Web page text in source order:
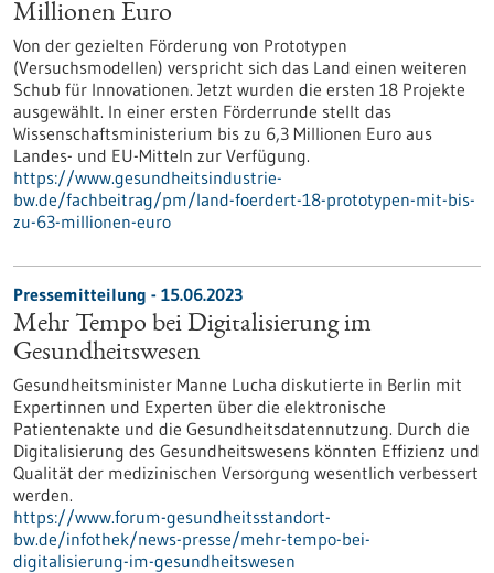
Millionen Euro
Von der gezielten Förderung von Prototypen
(Versuchsmodellen) verspricht sich das Land einen weiteren
Schub für Innovationen. Jetzt wurden die ersten 18 Projekte
ausgewählt. In einer ersten Förderrunde stellt das
Wissenschaftsministerium bis zu 6,3 Millionen Euro aus
Landes- und EU-Mitteln zur Verfügung.
https://www.gesundheitsindustrie-
bw.de/fachbeitrag/pm/land-foerdert-18-prototypen-mit-bis-
zu-63-millionen-euro
Pressemitteilung - 15.06.2023
Mehr Tempo bei Digitalisierung im
Gesundheitswesen
Gesundheitsminister Manne Lucha diskutierte in Berlin mit
Expertinnen und Experten über die elektronische
Patientenakte und die Gesundheitsdatennutzung. Durch die
Digitalisierung des Gesundheitswesens könnten Effizienz und
Qualität der medizinischen Versorgung wesentlich verbessert
werden.
https://www.forum-gesundheitsstandort-
bw.de/infothek/news-presse/mehr-tempo-bei-
digitalisierung-im-gesundheitswesen